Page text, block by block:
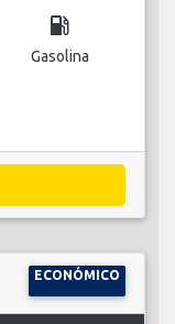
local_gas_station
Gasolina
ECONÓMICO